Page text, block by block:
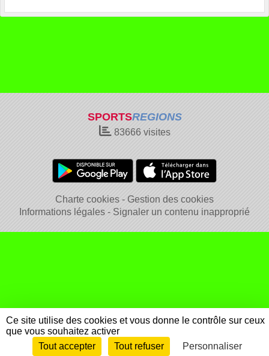
SPORTSREGIONS
83666visites
Charte cookies
Gestion des cookies
Informations légales
Signaler un contenu inapproprié
Envie de participer ? Connexion
Ce site utilise des cookies et vous donne le contrôle sur ceux
que vous souhaitez activer
Tout accepter
Tout refuser Personnaliser